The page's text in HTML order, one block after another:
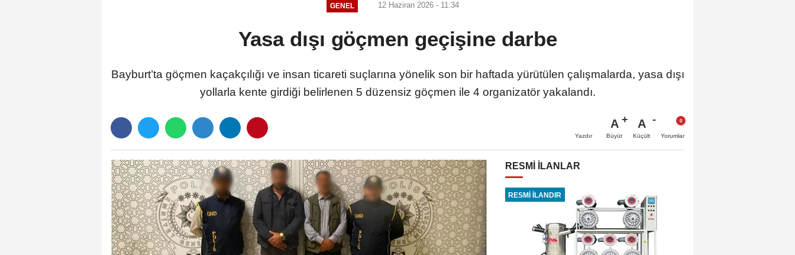
GENEL 12 Haziran 2026 - 11:34
Yasa dışı göçmen geçişine darbe
Bayburt’ta göçmen kaçakçılığı ve insan ticareti suçlarına yönelik son bir haftada yürütülen çalışmalarda, yasa dışı
yollarla kente girdiği belirlenen 5 düzensiz göçmen ile 4 organizatör yakalandı.
Yazdır
A
Büyüt
A
Küçült Yorumlar
RESMİ İLANLAR
RESMİ İLANDIR